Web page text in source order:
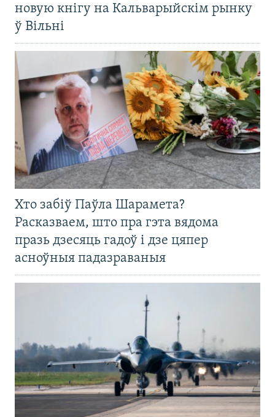
новую кнігу на Кальварыйскім рынку
ў Вільні
Хто забіў Паўла Шарамета?
Расказваем, што пра гэта вядома
празь дзесяць гадоў і дзе цяпер
асноўныя падазраваныя